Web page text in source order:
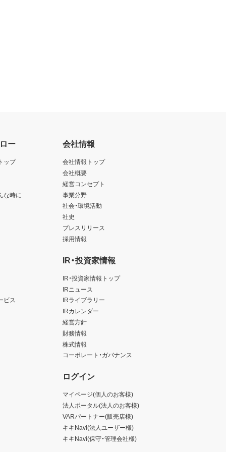
ー
ップ
な時に
ビス
会社情報
会社情報トップ
会社概要
経営コンセプト
事業分野
社会・環境活動
社史
プレスリリース
採用情報
IR・投資家情報
IR・投資家情報トップ
IRニュース
IRライブラリー
IRカレンダー
経営方針
財務情報
株式情報
コーポレート・ガバナンス
ログイン
マイページ(個人のお客様)
法人ポータル(法人のお客様)
VARパートナー(販売店様)
キキNavi(法人ユーザー様)
キキNavi(保守・管理会社様)